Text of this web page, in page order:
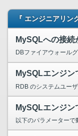
『 エンジニアリ
MySQLへの接続